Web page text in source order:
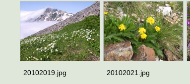
20102019.jpg 20102021.jpg